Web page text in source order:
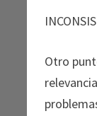
Otro